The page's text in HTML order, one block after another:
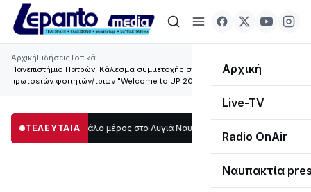
Αρχική
Live-TV
Radio OnAir
Ναυπακτία
ΑρχικήΕιδήσειςΤοπικά
Πανεπιστήμιο Πατρών: Κάλεσμα συμμετοχής στο Φεστιβάλ υποδοχής
πρωτοετών φοιτητών/τριών "Welcome to UP 2025"
ΤΕΛΕΥΤΑΙΑ
μεγάλο μέρος στο Λυγιά Ναυπάκτου12:08